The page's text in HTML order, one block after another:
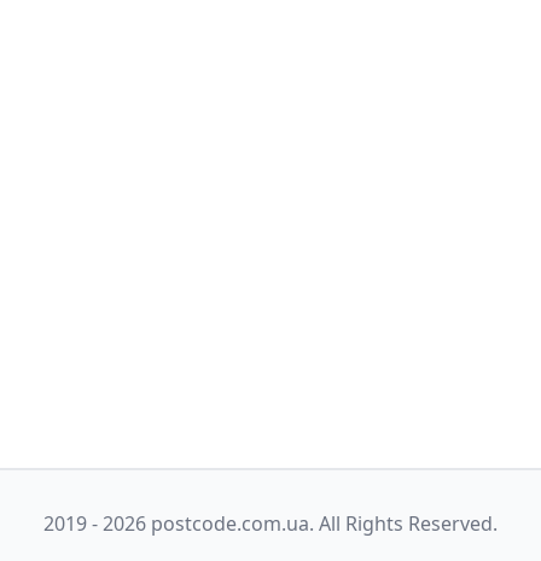
2019 - 2026 postcode.com.ua. All Rights Reserved.